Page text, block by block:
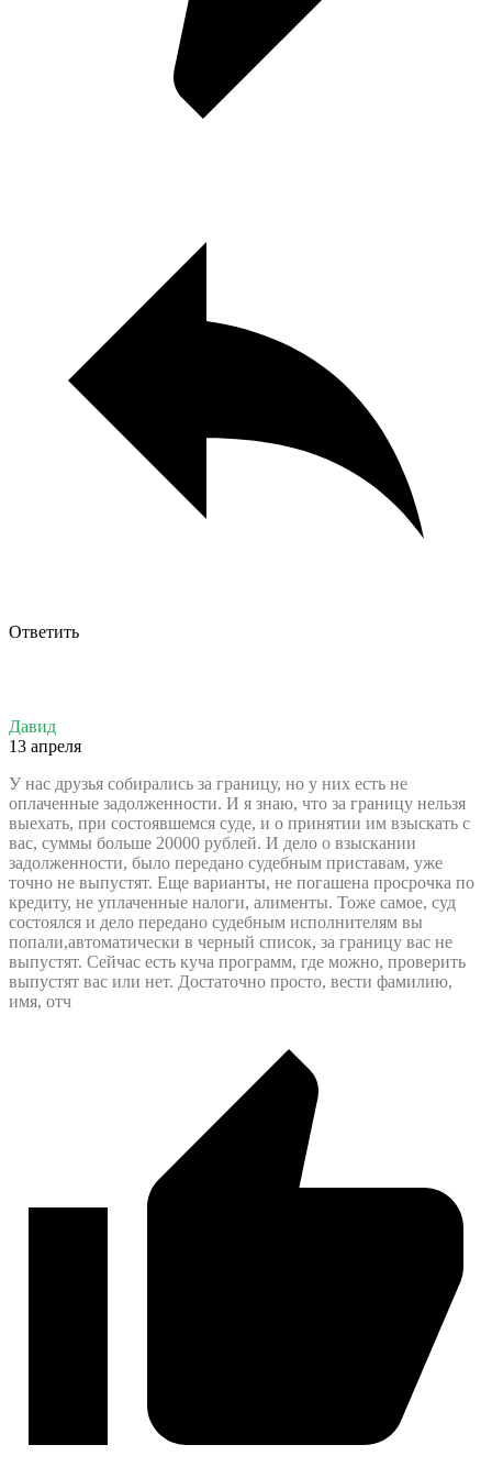
Ответить
Давид
13 апреля
У нас друзья собирались за границу, но у них есть не
оплаченные задолженности. И я знаю, что за границу нельзя
выехать, при состоявшемся суде, и о принятии им взыскать с
вас, суммы больше 20000 рублей. И дело о взыскании
задолженности, было передано судебным приставам, уже
точно не выпустят. Еще варианты, не погашена просрочка по
кредиту, не уплаченные налоги, алименты. Тоже самое, суд
состоялся и дело передано судебным исполнителям вы
попали,автоматически в черный список, за границу вас не
выпустят. Сейчас есть куча программ, где можно, проверить
выпустят вас или нет. Достаточно просто, вести фамилию,
имя, отч